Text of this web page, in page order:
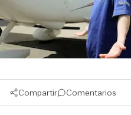
Compartir Comentarios